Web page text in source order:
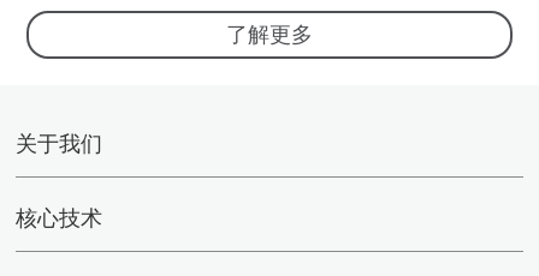
准》必备检验项目
了解更多
关于我们
核心技术